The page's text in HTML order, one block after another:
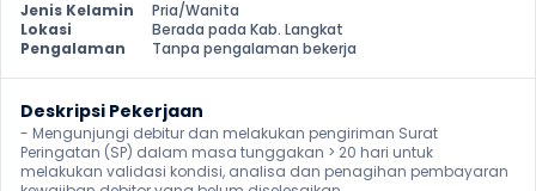
Jenis Kelamin
Pria/Wanita
Lokasi
Berada pada Kab. Langkat
Pengalaman
Tanpa pengalaman bekerja
Deskripsi Pekerjaan
- Mengunjungi debitur dan melakukan pengiriman Surat
Peringatan (SP) dalam masa tunggakan > 20 hari untuk
melakukan validasi kondisi, analisa dan penagihan pembayaran